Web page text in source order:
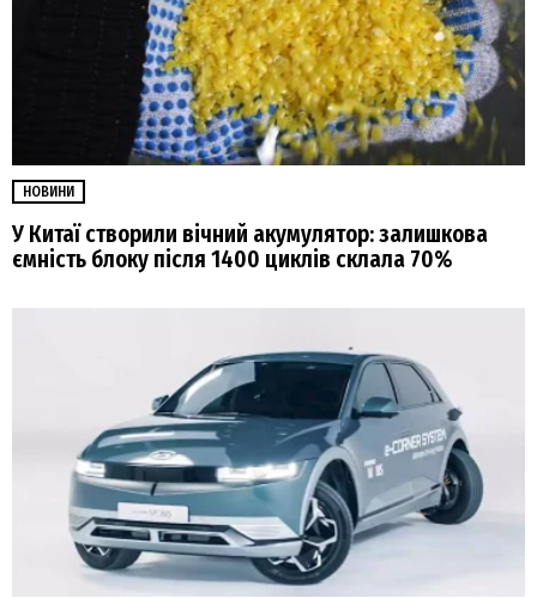
НОВИНИ
У Китаї створили вічний акумулятор: залишкова
ємність блоку після 1400 циклів склала 70%